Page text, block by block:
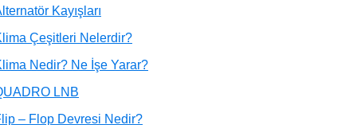
Kayışları
Çeşitleri Nelerdir?
Nedir? Ne İşe Yarar?
LNB
– Flop Devresi Nedir?